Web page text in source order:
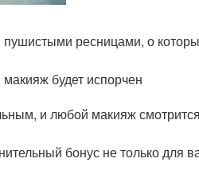
пушистыми ресницами, о
будет испорчен
и любой макияж
бонус не только для